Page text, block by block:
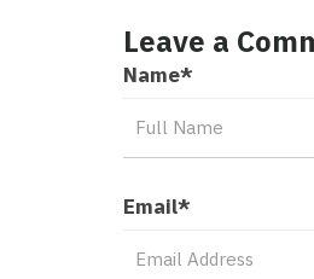
Leave a
Name*
Email*